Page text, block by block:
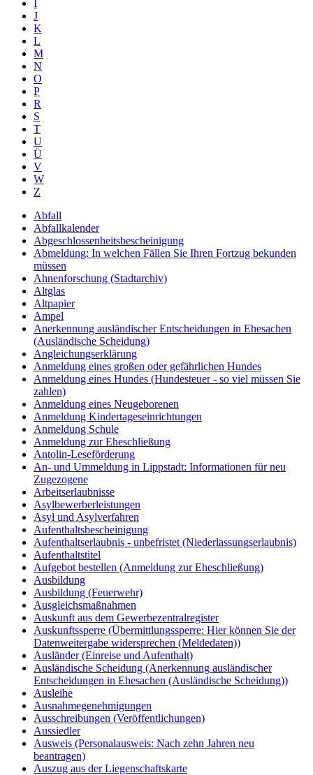
J
K
L
M
N
O
P
R
S
T
U
Ü
V
W
Z
Abfall
Abfallkalender
Abgeschlossenheitsbescheinigung
Abmeldung: In welchen Fällen Sie Ihren Fortzug bekunden
müssen
Ahnenforschung (Stadtarchiv)
Altglas
Altpapier
Ampel
Anerkennung ausländischer Entscheidungen in Ehesachen
(Ausländische Scheidung)
Angleichungserklärung
Anmeldung eines großen oder gefährlichen Hundes
Anmeldung eines Hundes (Hundesteuer - so viel müssen Sie
zahlen)
Anmeldung eines Neugeborenen
Anmeldung Kindertageseinrichtungen
Anmeldung Schule
Anmeldung zur Eheschließung
Antolin-Leseförderung
An- und Ummeldung in Lippstadt: Informationen für neu
Zugezogene
Arbeitserlaubnisse
Asylbewerberleistungen
Asyl und Asylverfahren
Aufenthaltsbescheinigung
Aufenthaltserlaubnis - unbefristet (Niederlassungserlaubnis)
Aufenthaltstitel
Aufgebot bestellen (Anmeldung zur Eheschließung)
Ausbildung
Ausbildung (Feuerwehr)
Ausgleichsmaßnahmen
Auskunft aus dem Gewerbezentralregister
Auskunftssperre (Übermittlungssperre: Hier können Sie der
Datenweitergabe widersprechen (Meldedaten))
Ausländer (Einreise und Aufenthalt)
Ausländische Scheidung (Anerkennung ausländischer
Entscheidungen in Ehesachen (Ausländische Scheidung))
Ausleihe
Ausnahmegenehmigungen
Ausschreibungen (Veröffentlichungen)
Aussiedler
Ausweis (Personalausweis: Nach zehn Jahren neu
beantragen)
Auszug aus der Liegenschaftskarte